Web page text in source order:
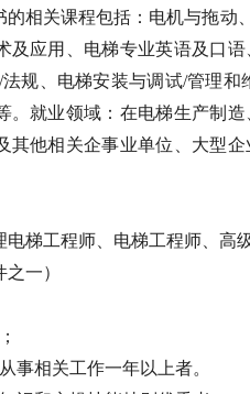
的相关课程包括：电机与拖动
及应用、电梯专业英语及口
规、电梯安装与调试/管理
。就业领域：在电梯生产制
其他相关企事业单位、大型
梯工程师、电梯工程师、高
一）
事相关工作一年以上者。